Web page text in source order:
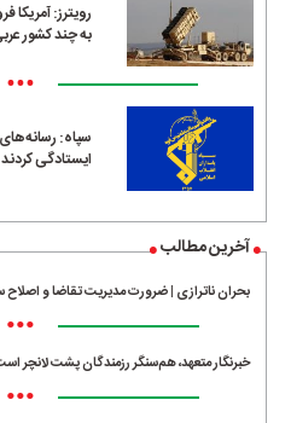
رویترز:
به چند کشور
•••
سپاه:
ایستادگی کردند
آخرین مطالب
بحران ناترازی | ضرورت مدیریت تقاضا و اصلاح
•••
خبرنگار متعهد، هم‌سنگر رزمندگان پشت لانچر
•••